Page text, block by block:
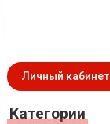
Личный кабинет
Категории